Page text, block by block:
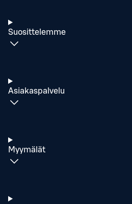
Suosittelemme
Asiakaspalvelu
Myymälät